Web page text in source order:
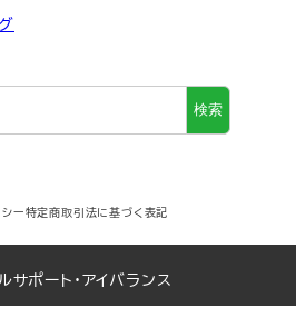
検索
ー特定商取引法に基づく表記
サポート・アイバランス